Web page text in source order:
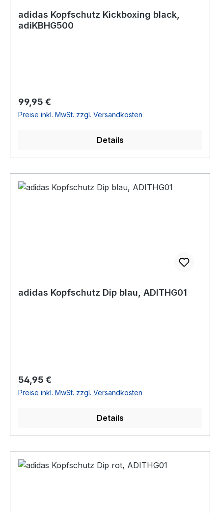
adidas Kopfschutz Kickboxing black,
adiKBHG500
Regulärer Preis:
99,95 €
Preise inkl. MwSt. zzgl. Versandkosten
Details
adidas Kopfschutz Dip blau, ADITHG01
Regulärer Preis:
54,95 €
Preise inkl. MwSt. zzgl. Versandkosten
Details